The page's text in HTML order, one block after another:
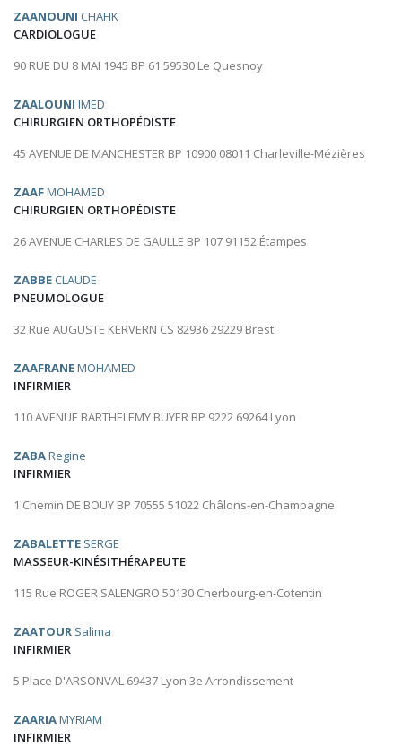
ZAANOUNI CHAFIK
CARDIOLOGUE
90 RUE DU 8 MAI 1945 BP 61 59530 Le Quesnoy
ZAALOUNI IMED
CHIRURGIEN ORTHOPÉDISTE
45 AVENUE DE MANCHESTER BP 10900 08011 Charleville-Mézières
ZAAFMOHAMED
CHIRURGIEN ORTHOPÉDISTE
26 AVENUE CHARLES DE GAULLE BP 107 91152 Étampes
ZABBE CLAUDE
PNEUMOLOGUE
32 Rue AUGUSTE KERVERN CS 82936 29229 Brest
ZAAFRANEMOHAMED
INFIRMIER
110 AVENUE BARTHELEMY BUYER BP 9222 69264 Lyon
ZABARegine
INFIRMIER
1 Chemin DE BOUY BP 70555 51022 Châlons-en-Champagne
ZABALETTE SERGE
MASSEUR-KINÉSITHÉRAPEUTE
115 Rue ROGER SALENGRO 50130 Cherbourg-en-Cotentin
ZAATOUR Salima
INFIRMIER
5 Place D'ARSONVAL 69437 Lyon 3e Arrondissement
ZAARIAMYRIAM
INFIRMIER